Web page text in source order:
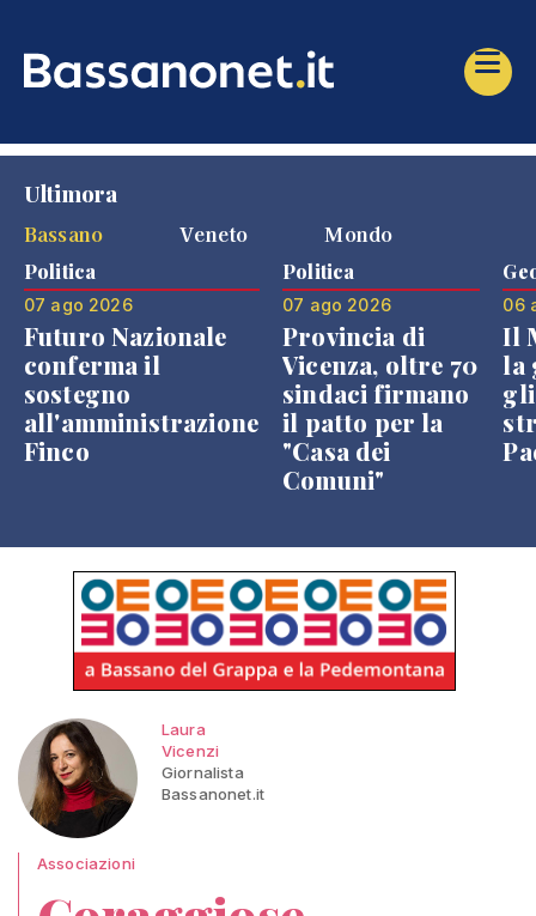
Ultimora
Bassano
Veneto Mondo
Politica
07 ago 2026
Futuro Nazionale
conferma il
sostegno
all'amministrazione
Finco
Politica
07 ago 2026
Provincia di
Vicenza, oltre 70
sindaci firmano
il patto per la
"Casa dei
Comuni"
06
Il
la
Laura
Vicenzi
Giornalista
Bassanonet.it
Associazioni